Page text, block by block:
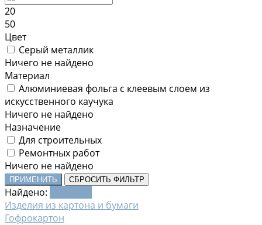
20
50
Цвет
Серый металлик
Ничего не найдено
Материал
Алюминиевая фольга с клеевым слоем из
искусственного каучука
Ничего не найдено
Назначение
Для строительных
Ремонтных работ
Ничего не найдено
ПРИМЕНИТЬ СБРОСИТЬ ФИЛЬТР
Найдено:
Изделия из картона и бумаги
Гофрокартон